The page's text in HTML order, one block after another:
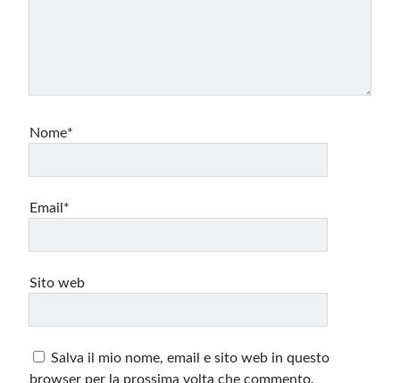
Nome*
Email*
Sito web
Salva il mio nome, email e sito web in questo
browser per la prossima volta che commento.